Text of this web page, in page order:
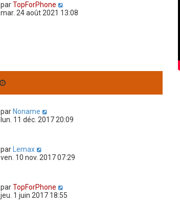
parTopForPhone
mar. 24 août 2021 13:08
par Noname
lun. 11 déc. 2017 20:09
par
Lemax
ven. 10 nov. 2017 07:29
parTopForPhone
jeu. 1 juin 2017 18:55